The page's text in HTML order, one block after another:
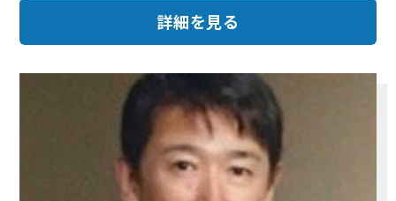
詳細を見る